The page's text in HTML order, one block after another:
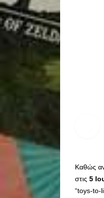
Καθώς
στις 5
“toys-to-